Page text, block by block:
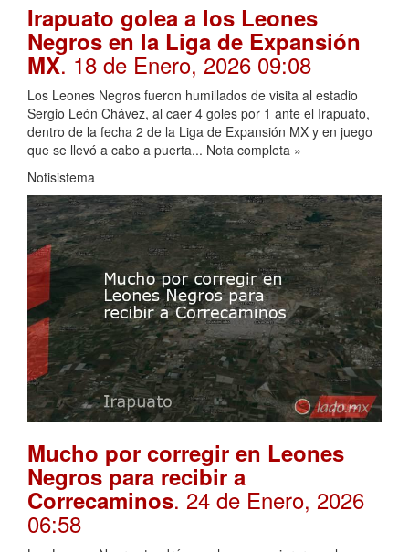
Irapuato golea a los Leones
Negros en la Liga de Expansión
MX. 18 de Enero, 2026 09:08
Los Leones Negros fueron humillados de visita al estadio
Sergio León Chávez, al caer 4 goles por 1 ante el Irapuato,
dentro de la fecha 2 de la Liga de Expansión MX y en juego
que se llevó a cabo a puerta... Nota completa »
Notisistema
Mucho por corregir en Leones
Negros para recibir a
Correcaminos. 24 de Enero, 2026
06:58